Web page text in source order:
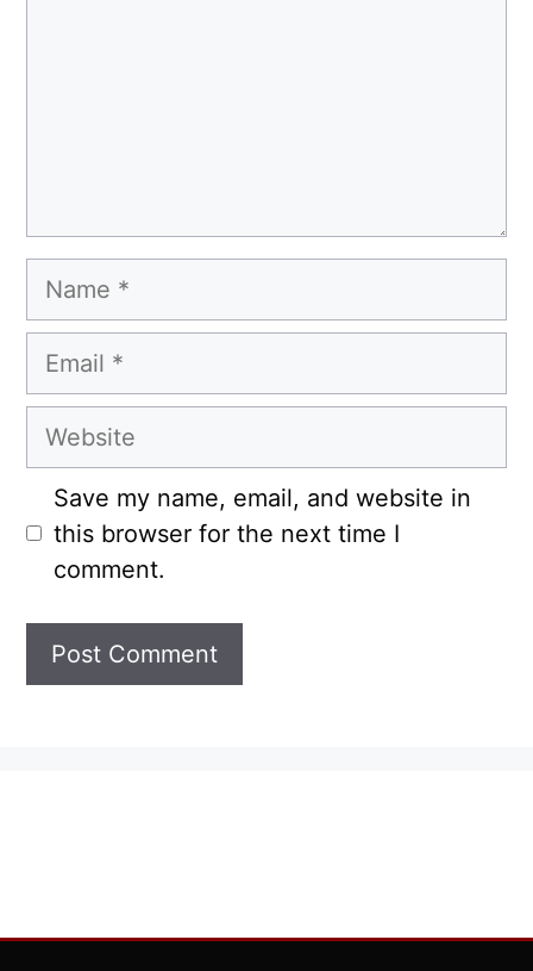
Name
Email
Website
Save my name, email, and website in
this browser for the next time I
comment.